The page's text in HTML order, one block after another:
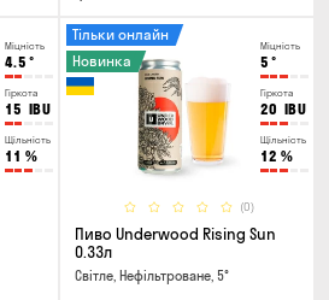
Міцність
4.5 °
Гіркота
15 IBU
Щільність
11 %
Міцність
5 °
Гіркота
20 IBU
Щільність
12 %
(0)
Тільки онлайн
Новинка
Пиво Underwood Rising Sun
0.33л
Світле, Нефільтроване, 5°